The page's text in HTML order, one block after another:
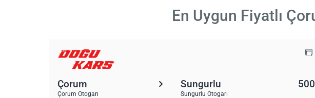
En Uygun Fiyatlı
Çorum
Çorum Otogarı
Sungurlu
Sungurlu Otogarı